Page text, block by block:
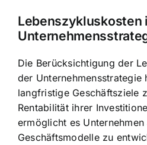
Lebenszykluskosten
Die Berücksichtigung der
der Unternehmensstrategie
langfristige Geschäftsziele
Rentabilität ihrer
ermöglicht es
Geschäftsmodelle zu